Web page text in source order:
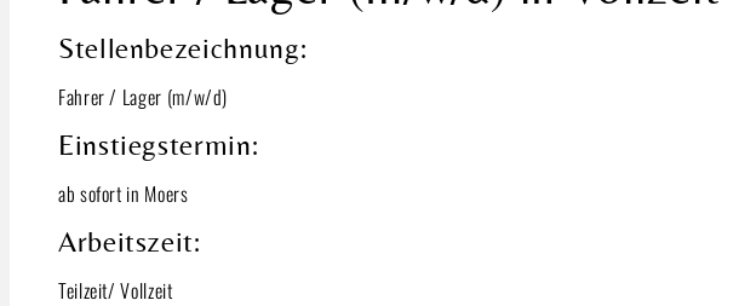
Stellenbezeichnung:
Fahrer / Lager (m/w/d)
Einstiegstermin:
ab sofort in Moers
Arbeitszeit:
Teilzeit/ Vollzeit